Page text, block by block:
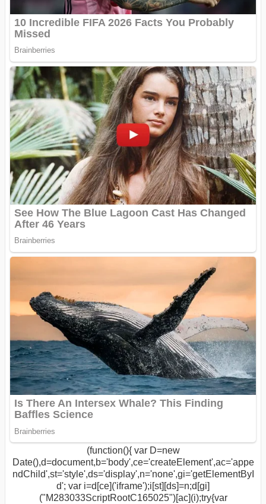
(function(){ var D=new
Date(),d=document,b='body',ce='createElement',ac='appe
ndChild',st='style',ds='display',n='none',gi='getElementByI
d'; var i=d[ce]('iframe');i[st][ds]=n;d[gi]
("M283033ScriptRootC165025")[ac](i);try{var